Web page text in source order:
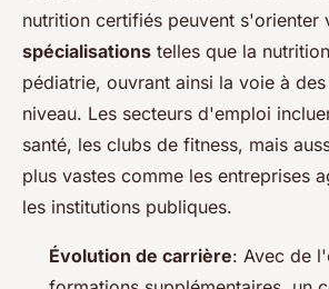
nutrition certifiés peuvent s'orienter
spécialisations telles que la
pédiatrie, ouvrant ainsi la voie à
niveau. Les secteurs d'emploi
santé, les clubs de fitness, mais
plus vastes comme les entreprises
les institutions publiques.
Évolution de carrière: Avec de